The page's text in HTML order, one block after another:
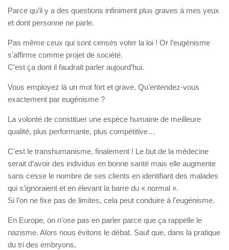
Parce qu’il y a des questions infiniment plus graves à mes yeux
et dont personne ne parle.
Pas même ceux qui sont censés voter la loi ! Or l’eugénisme
s’affirme comme projet de société.
C’est ça dont il faudrait parler aujourd’hui.
Vous employez là un mot fort et grave. Qu’entendez-vous
exactement par eugénisme ?
La volonté de constituer une espèce humaine de meilleure
qualité, plus performante, plus compétitive…
C’est le transhumanisme, finalement ! Le but de la médecine
serait d’avoir des individus en bonne santé mais elle augmente
sans cesse le nombre de ses clients en identifiant des malades
qui s’ignoraient et en élevant la barre du « normal ».
Si l’on ne fixe pas de limites, cela peut conduire à l’eugénisme.
En Europe, on n’ose pas en parler parce que ça rappelle le
nazisme. Alors nous évitons le débat. Sauf que, dans la pratique
du tri des embryons,